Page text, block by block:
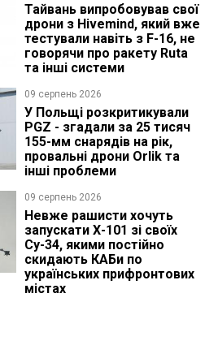
Тайвань випробовував свої
дрони з Hivemind, який вже
тестували навіть з F-16, не
говорячи про ракету Ruta
та інші системи
09 серпень 2026
У Польщі розкритикували
PGZ - згадали за 25 тисяч
155-мм снарядів на рік,
провальні дрони Orlik та
інші проблеми
09 серпень 2026
Невже рашисти хочуть
запускати Х-101 зі своїх
Су-34, якими постійно
скидають КАБи по
українських прифронтових
містах